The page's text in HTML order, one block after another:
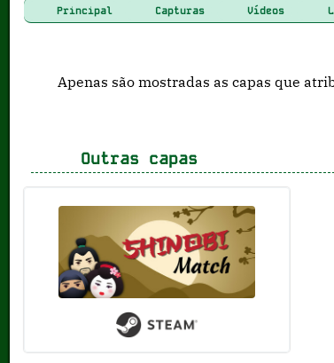
Principal Capturas Vídeos
Apenas são mostradas as capas que
Outras capas